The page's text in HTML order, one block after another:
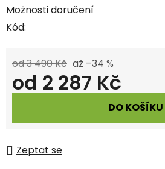
Možnosti doručení
Kód:
od 3 490 Kč až –34 %
od 2 287 Kč
DO KOŠÍKU
Zeptat se